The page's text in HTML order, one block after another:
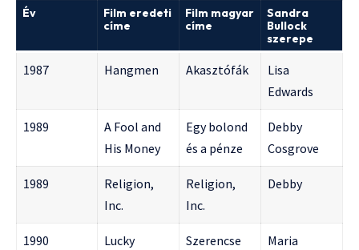
Év
Film eredeti
címe
Film magyar
címe
Sandra
Bullock
szerepe
1987 Hangmen Akasztófák
Lisa
Edwards
1989
A Fool and
His Money
Egy bolond
és a pénze
Debby
Cosgrove
1989
Religion,
Inc.
Religion,
Inc.
Debby
1990
Lucky
Szerencse
Maria